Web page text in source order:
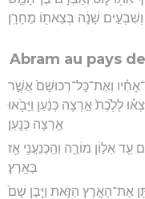
שָׁנָ֔ה בְּצֵאת֖וֹ מֵחָרָֽן׃
Abram au pays
וְאֶת־כָּל־רְכוּשָׁם֙ אֲשֶׁ֣ר
לָלֶ֙כֶת֙ אַ֣רְצָה כְּנַ֔עַן וַיָּבֹ֖אוּ
אַ֥רְצָה כְּנָֽעַן׃
אֵל֣וֹן מוֹרֶ֑ה וְהַֽכְּנַעֲנִ֖י אָ֥ז
בָּאָֽרֶץ׃
אֶת־הָאָ֣רֶץ הַזֹּ֑את וַיִּ֤בֶן שָׁם֙